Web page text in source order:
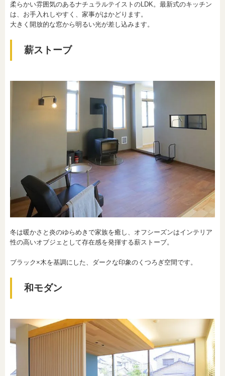
柔らかい雰囲気のあるナチュラルテイストのLDK。最新式のキッチン
は、お手入れしやすく、家事がはかどります。
大きく開放的な窓から明るい光が差し込みます。
薪ストーブ
冬は暖かさと炎のゆらめきで家族を癒し、オフシーズンはインテリア
性の高いオブジェとして存在感を発揮する薪ストーブ。
ブラック×木を基調にした、ダークな印象のくつろぎ空間です。
和モダン